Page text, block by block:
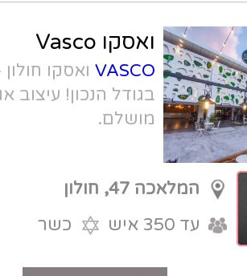
חולון - גן אירועים בדיוק
עיצוב אורבני מהפנט, מיקום
כשר